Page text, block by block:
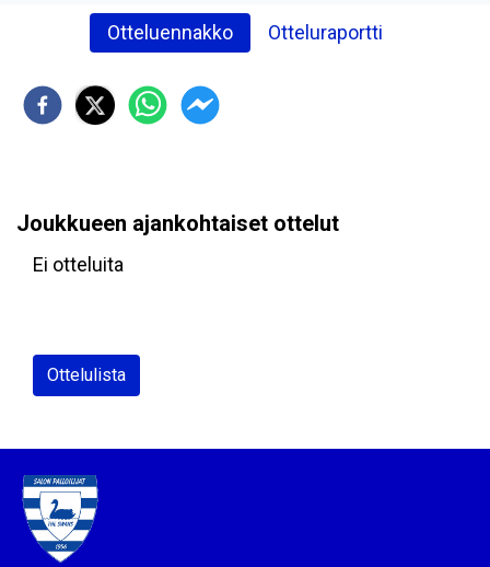
Otteluennakko Otteluraportti
Joukkueen ajankohtaiset ottelut
Ei otteluita
Ottelulista